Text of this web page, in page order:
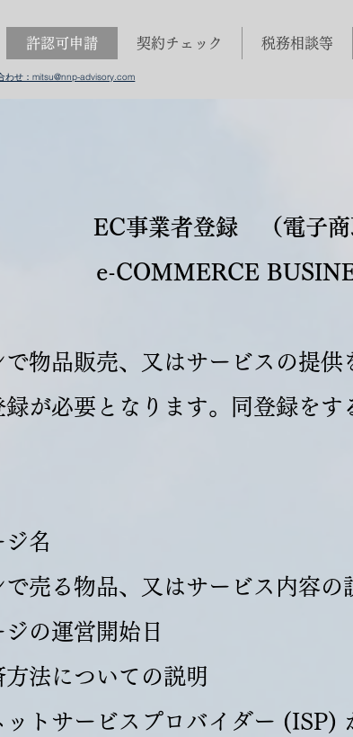
許認可申請 契約チェック 税務相談等
わせ：mitsu@nnp-advisory.com
EC事業者登録 （電子商
e-COMMERCE
で物品販売、又はサービスの提
録が必要となります。同登録を
ジ名
で売る物品、又はサービス内容の
の運営開始日
法についての説明
ットサービスプロバイダー (ISP)